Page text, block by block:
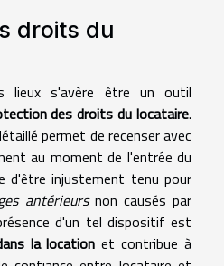
droits du
lieux s'avère être un outil
des droits du locataire.
permet de recenser avec
au moment de l'entrée du
d'être injustement tenu pour
antérieursnon causés par
d'un tel dispositif est
la location et contribue à